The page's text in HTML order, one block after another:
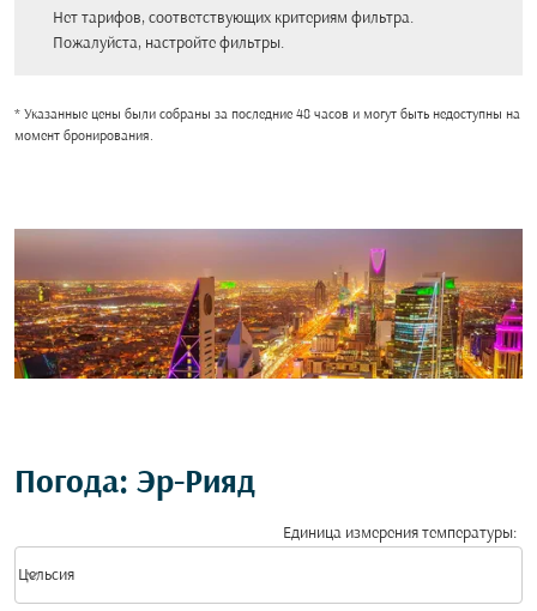
Нет тарифов, соответствующих критериям фильтра.
Пожалуйста, настройте фильтры.
* Указанные цены были собраны за последние 48 часов и могут быть недоступны на
момент бронирования.
Погода: Эр-Рияд
Единица измерения температуры:
Цельсия
keyboard_arrow_down